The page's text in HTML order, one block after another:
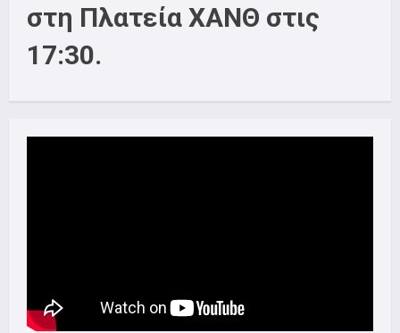
στη Πλατεία ΧΑΝΘ στις
17:30.